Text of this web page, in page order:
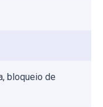
bloqueio de